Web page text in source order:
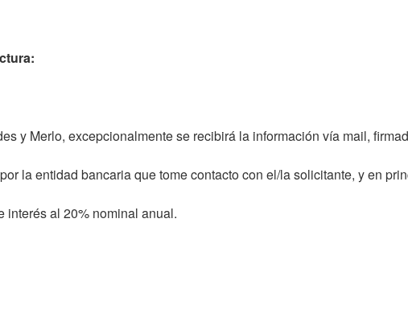
y Merlo, excepcionalmente se recibirá la información vía mail,
la entidad bancaria que tome contacto con el/la solicitante, y en
interés al 20% nominal anual.